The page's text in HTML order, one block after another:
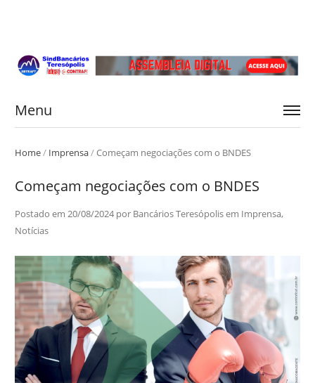
Menu
Home/ Imprensa/Começam negociações com o BNDES
Começam negociações com o BNDES
Postado em 20/08/2024por Bancários Teresópolisem Imprensa,
Notícias